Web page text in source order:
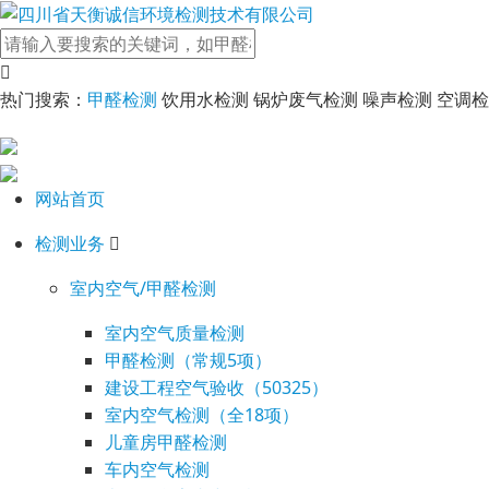
热门搜索： 甲醛检测 饮用水检测 锅炉废气检测 噪声检测 空调
网站首页
检测业务
室内空气/甲醛检测
室内空气质量检测
甲醛检测（常规5项）
建设工程空气验收（50325）
室内空气检测（全18项）
儿童房甲醛检测
车内空气检测